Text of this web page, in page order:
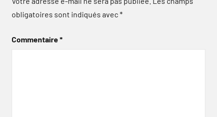
obligatoires sont indiqués avec*
Commentaire*